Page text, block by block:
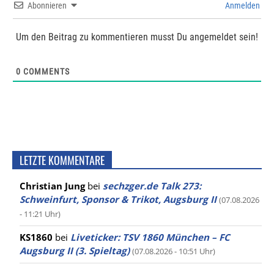
Abonnieren Anmelden
Um den Beitrag zu kommentieren musst Du angemeldet sein!
0 COMMENTS
LETZTE KOMMENTARE
Christian Jungbei sechzger.de Talk 273:
Schweinfurt, Sponsor & Trikot, Augsburg II (07.08.2026
- 11:21 Uhr)
KS1860 bei Liveticker: TSV 1860 München – FC
Augsburg II (3. Spieltag) (07.08.2026 - 10:51 Uhr)